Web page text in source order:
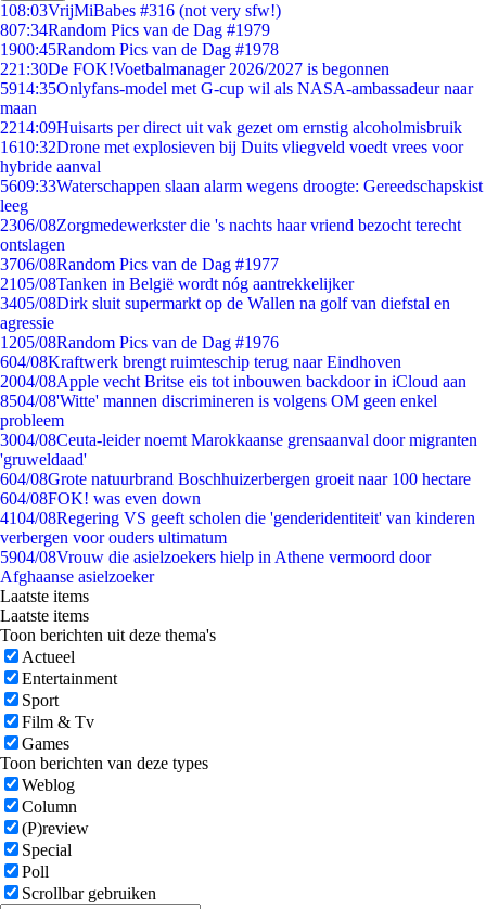
108:03VrijMiBabes #316 (not very sfw!)
807:34Random Pics van de Dag #1979
1900:45Random Pics van de Dag #1978
221:30De FOK!Voetbalmanager 2026/2027 is begonnen
5914:35Onlyfans-model met G-cup wil als NASA-ambassadeur naar
maan
2214:09Huisarts per direct uit vak gezet om ernstig alcoholmisbruik
1610:32Drone met explosieven bij Duits vliegveld voedt vrees voor
hybride aanval
5609:33Waterschappen slaan alarm wegens droogte: Gereedschapskist
leeg
2306/08Zorgmedewerkster die 's nachts haar vriend bezocht terecht
ontslagen
3706/08Random Pics van de Dag #1977
2105/08Tanken in België wordt nóg aantrekkelijker
3405/08Dirk sluit supermarkt op de Wallen na golf van diefstal en
agressie
1205/08Random Pics van de Dag #1976
604/08Kraftwerk brengt ruimteschip terug naar Eindhoven
2004/08Apple vecht Britse eis tot inbouwen backdoor in iCloud aan
8504/08'Witte' mannen discrimineren is volgens OM geen enkel
probleem
3004/08Ceuta-leider noemt Marokkaanse grensaanval door migranten
'gruweldaad'
604/08Grote natuurbrand Boschhuizerbergen groeit naar 100 hectare
604/08FOK! was even down
4104/08Regering VS geeft scholen die 'genderidentiteit' van kinderen
verbergen voor ouders ultimatum
5904/08Vrouw die asielzoekers hielp in Athene vermoord door
Afghaanse asielzoeker
Laatste items
Laatste items
Toon berichten uit deze thema's
Actueel
Entertainment
Sport
Film & Tv
Games
Toon berichten van deze types
Weblog
Column
(P)review
Special
Poll
Scrollbar gebruiken